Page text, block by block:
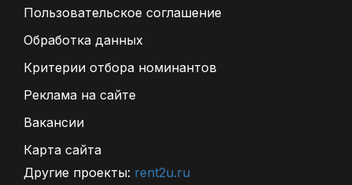
Пользовательское соглашение
Обработка данных
Критерии отбора номинантов
Реклама на сайте
Вакансии
Карта сайта
Другие проекты: rent2u.ru